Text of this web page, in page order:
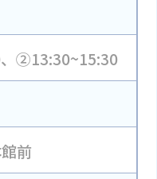
②13:30~15:30
前